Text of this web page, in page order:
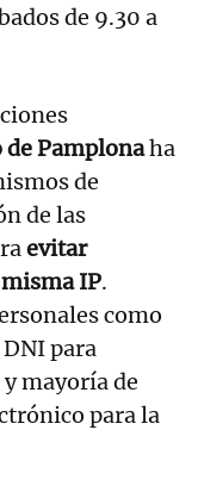
de 9.30 a
Pamplonaha
de
de las
evitar
IP.
como
para
mayoría de
para la